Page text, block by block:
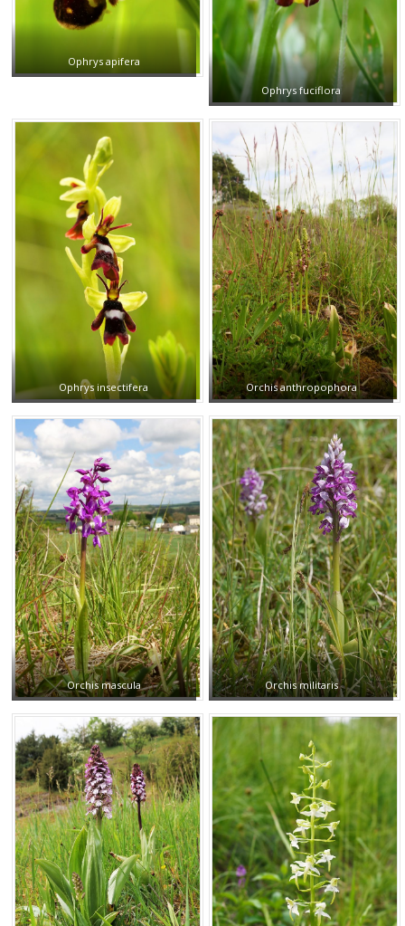
Ophrys apifera
Ophrys fuciflora
Ophrys insectifera Orchis anthropophora
Orchis mascula Orchis militaris